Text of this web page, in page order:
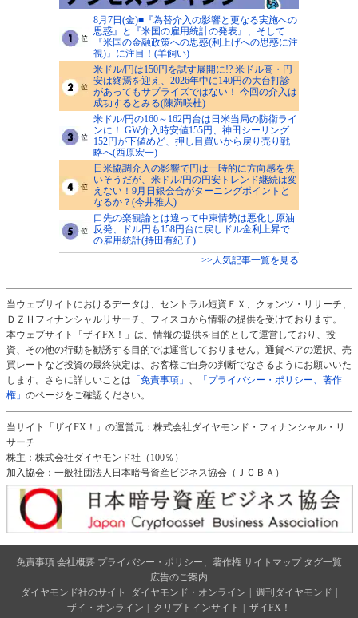
8月7日(金)■『為替介入の影響と更なる実施への
思惑』と『米国の雇用統計の発表』、そして
『米国の金融政策への思惑(利上げへの思惑に注
視)』に注目！(羊飼い)
米ドル/円は150円を試す展開に!? 米ドル高・円
安は終焉を迎え、2026年中に140円の大台打診
があってもサプライズではない！ 今回の介入は
成功するとみる(陳満咲杜)
米ドル/円の160～162円台は日米当局の防衛ライ
ンに！ GW介入時安値155円、神田シーリング
152円が下値めど、押し目買いから戻り売り戦
略へ(西原宏一)
日米協調介入の影響で円は一時的に方向感を失
いそうだが、米ドル/円の円安トレンド継続は変
えない！9月日銀会合がターニングポイントと
なるか？(今井雅人)
口先の楽観論とは違って中東情勢は悪化し原油
反発、ドル円も158円台に戻しドル金利上昇で
の雇用統計(持田有紀子)
>>人気記事一覧を見る
当ウェブサイトにおけるデータは、セントラル短資ＦＸ、クォンツ・リサーチ、
ＤＺＨフィナンシャルリサーチ、フィスコから情報の提供を受けております。
本ウェブサイト「ザイFX！」は、情報の提供を目的として運営しており、投
資、その他の行動を勧誘する目的では運営しておりません。通貨ペアの選択、売
買レートなど投資の最終決定は、お客様ご自身の判断でなさるようにお願いいた
します。さらに詳しいことは 「免責事項」 、
「プライバシー・ポリシー、著作
権」 のページをご確認ください。
当サイト「ザイFX！」の運営元：株式会社ダイヤモンド・フィナンシャル・リ
サーチ
株主：株式会社ダイヤモンド社（100％）
加入協会：一般社団法人日本暗号資産ビジネス協会（ＪＣＢＡ）
免責事項 会社概要 プライバシー・ポリシー、著作権 サイトマップ タグ一覧
広告のご案内
ダイヤモンド社のサイト
ダイヤモンド・オンライン 週刊ダイヤモンド
ザイ・オンライン
クリプトインサイト
ザイFX！